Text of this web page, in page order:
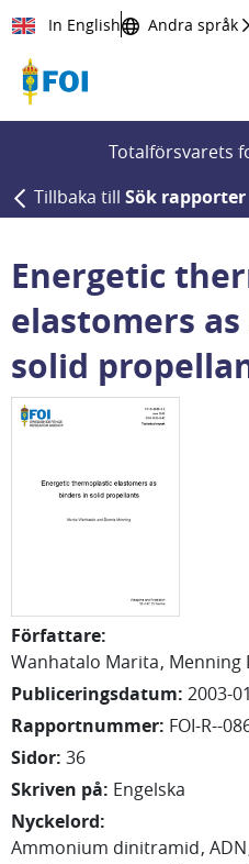
Till innehållet
In English Andra språk
Totalförsvarets
Tillbaka till Sök rapporter
Energetic
elastomers
solid
Författare:
Wanhatalo Marita Menning
Publiceringsdatum: 2003-
Rapportnummer: FOI-R--
Sidor: 36
Skriven på: Engelska
Nyckelord:
Ammonium dinitramid ADN